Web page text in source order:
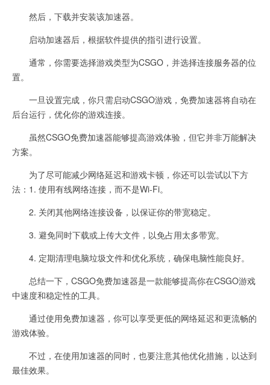
然后，下载并安装该加速器。
启动加速器后，根据软件提供的指引进行设置。
通常，你需要选择游戏类型为CSGO，并选择连接服务器的位
置。
一旦设置完成，你只需启动CSGO游戏，免费加速器将自动在
后台运行，优化你的游戏连接。
虽然CSGO免费加速器能够提高游戏体验，但它并非万能解决
方案。
为了尽可能减少网络延迟和游戏卡顿，你还可以尝试以下方
法：1. 使用有线网络连接，而不是Wi-Fi。
2. 关闭其他网络连接设备，以保证你的带宽稳定。
3. 避免同时下载或上传大文件，以免占用太多带宽。
4. 定期清理电脑垃圾文件和优化系统，确保电脑性能良好。
总结一下，CSGO免费加速器是一款能够提高你在CSGO游戏
中速度和稳定性的工具。
通过使用免费加速器，你可以享受更低的网络延迟和更流畅的
游戏体验。
不过，在使用加速器的同时，也要注意其他优化措施，以达到
最佳效果。